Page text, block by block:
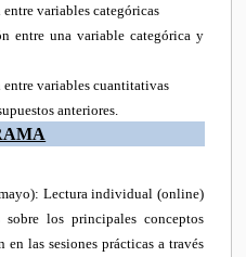
variables categóricas
entre una variable categórica y
variables cuantitativas
anteriores.
Lectura individual (online)
los principales conceptos
en las sesiones prácticas a través